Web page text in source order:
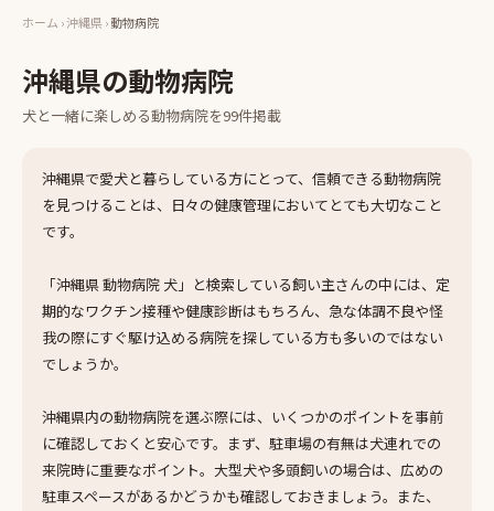
ホーム ›沖縄県›動物病院
沖縄県の動物病院
犬と一緒に楽しめる動物病院を99件掲載
沖縄県で愛犬と暮らしている方にとって、信頼できる動物病院
を見つけることは、日々の健康管理においてとても大切なこと
です。
「沖縄県 動物病院 犬」と検索している飼い主さんの中には、定
期的なワクチン接種や健康診断はもちろん、急な体調不良や怪
我の際にすぐ駆け込める病院を探している方も多いのではない
でしょうか。
沖縄県内の動物病院を選ぶ際には、いくつかのポイントを事前
に確認しておくと安心です。まず、駐車場の有無は犬連れでの
来院時に重要なポイント。大型犬や多頭飼いの場合は、広めの
駐車スペースがあるかどうかも確認しておきましょう。また、